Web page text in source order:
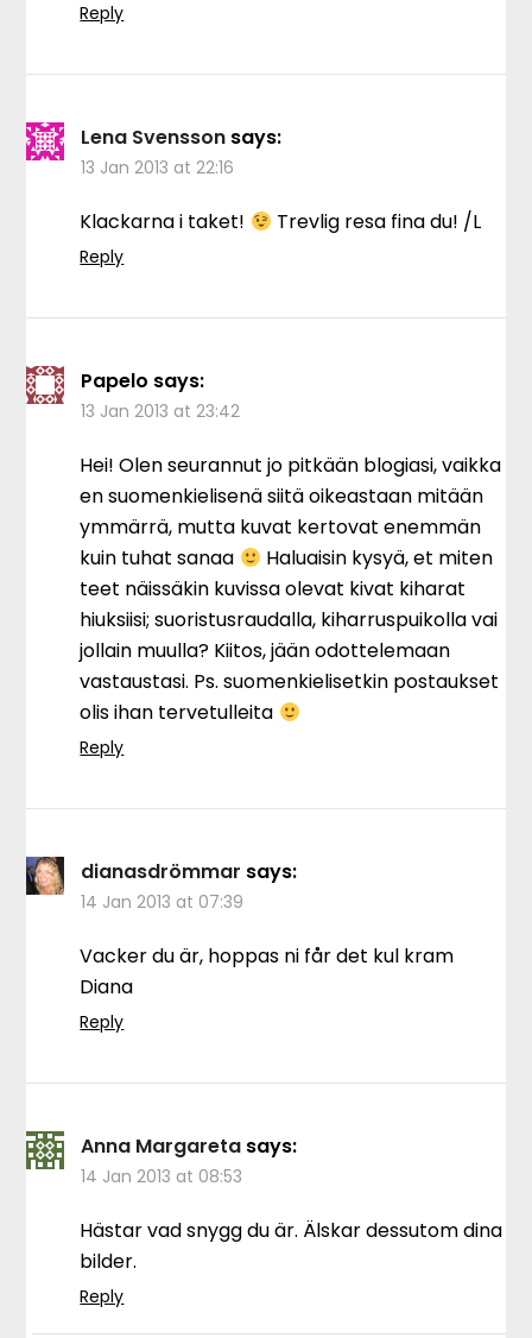
Reply
Lena Svensson says:
13 Jan 2013 at 22:16
Klackarna i taket! Trevlig resa fina du! /L
Reply
Papelo says:
13 Jan 2013 at 23:42
Hei! Olen seurannut jo pitkään blogiasi, vaikka
en suomenkielisenä siitä oikeastaan mitään
ymmärrä, mutta kuvat kertovat enemmän
kuin tuhat sanaa
Haluaisin kysyä, et miten
teet näissäkin kuvissa olevat kivat kiharat
hiuksiisi; suoristusraudalla, kiharruspuikolla vai
jollain muulla? Kiitos, jään odottelemaan
vastaustasi. Ps. suomenkielisetkin postaukset
olis ihan tervetulleita
Reply
dianasdrömmar says:
14 Jan 2013 at 07:39
Vacker du är, hoppas ni får det kul kram
Diana
Reply
Anna Margareta says:
14 Jan 2013 at 08:53
Hästar vad snygg du är. Älskar dessutom dina
bilder.
Reply